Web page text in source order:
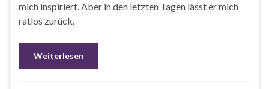
mich inspiriert. Aber in den letzten Tagen lässt er mich
ratlos zurück.
Weiterlesen